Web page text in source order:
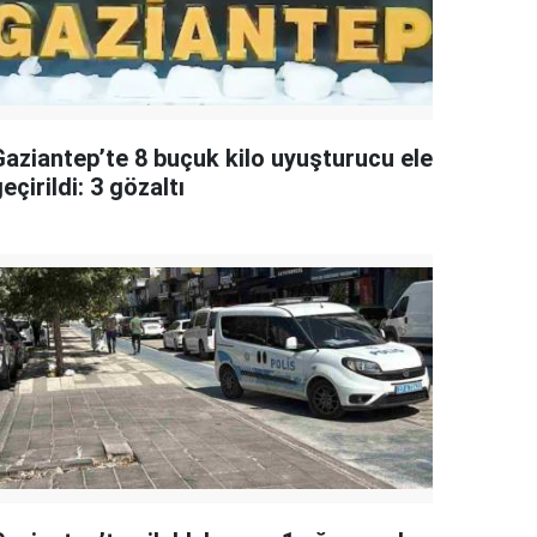
8 buçuk kilo uyuşturucu ele
3 gözaltı